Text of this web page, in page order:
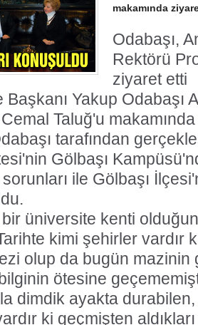
makamında
Odabaşı,
Rektörü
ziyaret etti
Başkanı Yakup Odabaşı
Taluğ'u
tarafından
Gölbaşı
ile Gölbaşı
bir üniversite kenti
kimi şehirler vardır
olup da bugün mazinin
ötesine
dimdik ayakta
ki geçmişten